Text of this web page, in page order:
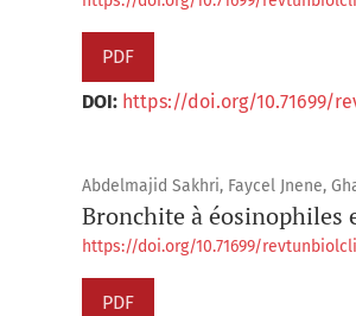
PDF
DOI: https://doi.org/10.71699/
Abdelmajid Sakhri, Faycel Jnene,
Bronchite à éosinophiles
https://doi.org/10.71699/
PDF